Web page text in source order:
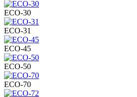
ECO-30
ECO-31
ECO-45
ECO-50
ECO-70